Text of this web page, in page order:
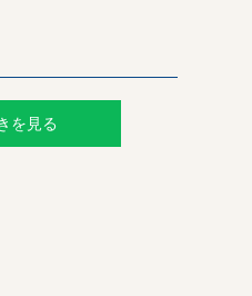
を見る